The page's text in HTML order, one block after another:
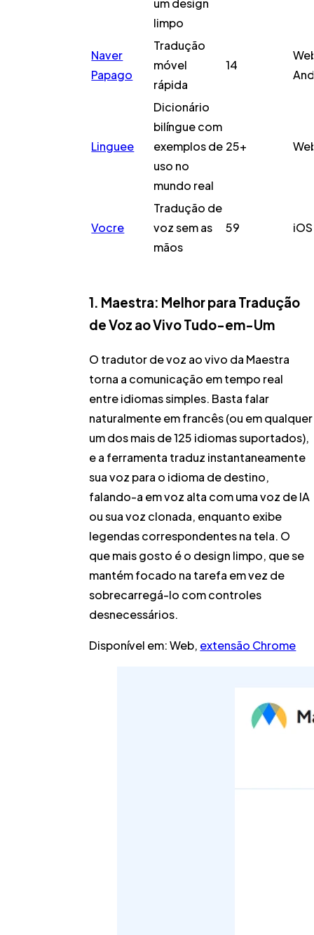
um design
limpo
Naver
Papago
Tradução
móvel
rápida
14
Linguee
Dicionário
bilíngue com
exemplos de
uso no
mundo real
25+
Vocre
Tradução de
voz sem as
mãos
59 iOS
1. Maestra: Melhor para Tradução
de Voz ao Vivo Tudo-em-Um
O tradutor de voz ao vivo da Maestra
torna a comunicação em tempo real
entre idiomas simples. Basta falar
naturalmente em francês (ou em qualquer
um dos mais de 125 idiomas suportados),
e a ferramenta traduz instantaneamente
sua voz para o idioma de destino,
falando-a em voz alta com uma voz de IA
ou sua voz clonada, enquanto exibe
legendas correspondentes na tela. O
que mais gosto é o design limpo, que se
mantém focado na tarefa em vez de
sobrecarregá-lo com controles
desnecessários.
Disponível em:Web, extensão Chrome